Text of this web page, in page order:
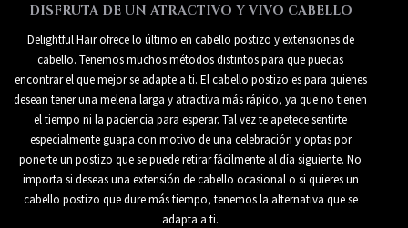
DISFRUTA DE UN ATRACTIVO Y VIVO CABELLO
Delightful Hair ofrece lo último en cabello postizo y extensiones de
cabello. Tenemos muchos métodos distintos para que puedas
encontrar el que mejor se adapte a ti. El cabello postizo es para quienes
desean tener una melena larga y atractiva más rápido, ya que no tienen
el tiempo ni la paciencia para esperar. Tal vez te apetece sentirte
especialmente guapa con motivo de una celebración y optas por
ponerte un postizo que se puede retirar fácilmente al día siguiente. No
importa si deseas una extensión de cabello ocasional o si quieres un
cabello postizo que dure más tiempo, tenemos la alternativa que se
adapta a ti.